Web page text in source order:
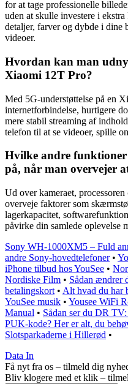
for at tage professionelle
uden at skulle investere i
detaljer, farver og dybde i dine
videoer.
Hvordan kan man
Xiaomi 12T Pro?
Med 5G-understøttelse på en
internetforbindelse, hurtigere
mere stabil streaming af
telefon til at se videoer, spille
Hvilke andre
på, når man overvejer
Ud over kameraet,
overveje faktorer som
lagerkapacitet,
påvirke din samlede oplevelse
Sony WH-1000XM5 – Fuld
andre Sony-hovedtelefoner•
iPhone tilbud hos YouSee •
Nordiske Film • Sådan ændrer
betalingskort • Alt hvad du har
YouSee musik • Yousee WiFi
Manual • Sådan ser du DR
PUK-kode? Her er alt, du
Slotsparkaderne i Hillerød •
Data In
Få nyt fra os – tilmeld dig
Bliv klogere med et klik –